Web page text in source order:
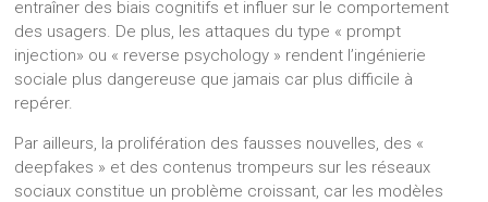
entraîner des biais cognitifs et influer sur le comportement
des usagers. De plus, les attaques du type « prompt
injection» ou « reverse psychology » rendent l’ingénierie
sociale plus dangereuse que jamais car plus difficile à
repérer.
Par ailleurs, la prolifération des fausses nouvelles, des «
deepfakes » et des contenus trompeurs sur les réseaux
sociaux constitue un problème croissant, car les modèles